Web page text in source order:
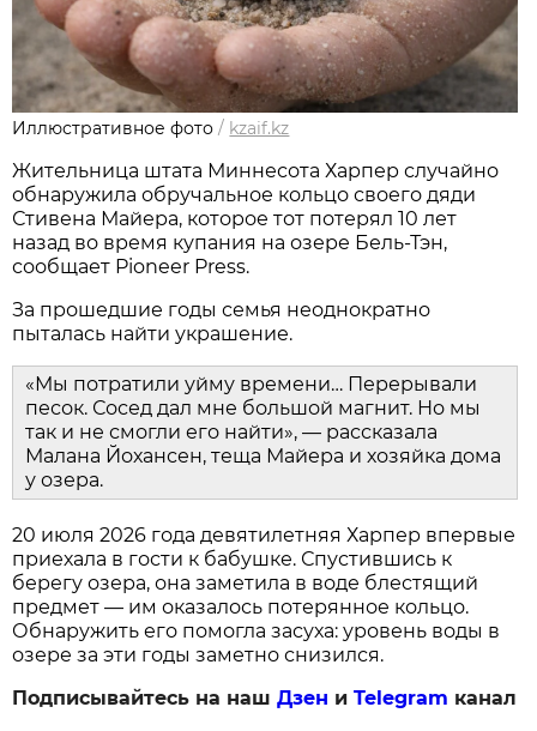
Иллюстративное фото / kzaif.kz
Жительница штата Миннесота Харпер случайно
обнаружила обручальное кольцо своего дяди
Стивена Майера, которое тот потерял 10 лет
назад во время купания на озере Бель-Тэн,
сообщает Pioneer Press.
За прошедшие годы семья неоднократно
пыталась найти украшение.
«Мы потратили уйму времени… Перерывали
песок. Сосед дал мне большой магнит. Но мы
так и не смогли его найти», — рассказала
Малана Йохансен, теща Майера и хозяйка дома
у озера.
20 июля 2026 года девятилетняя Харпер впервые
приехала в гости к бабушке. Спустившись к
берегу озера, она заметила в воде блестящий
предмет — им оказалось потерянное кольцо.
Обнаружить его помогла засуха: уровень воды в
озере за эти годы заметно снизился.
Подписывайтесь на нашДзен иTelegram канал